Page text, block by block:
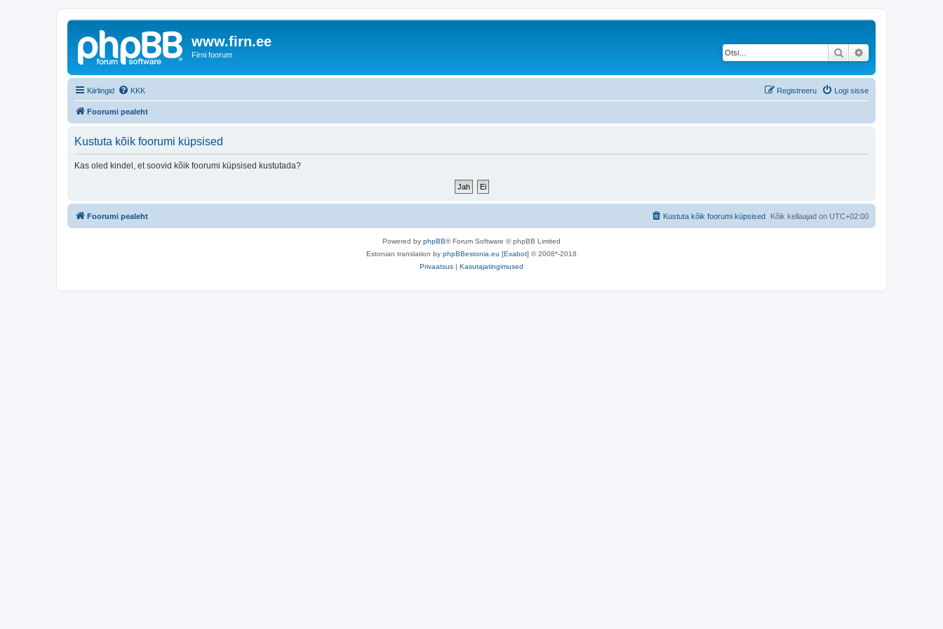
www.firn.ee
Firni foorum Otsi
Kiirlingid KKK Logi sisse
Registreeru
Foorumi pealeht
Kustuta kõik foorumi küpsised
Kas oled kindel, et soovid kõik foorumi küpsised kustutada?
Foorumi pealeht Kõik kellaajad on UTC+02:00
Kustuta kõik foorumi küpsised
Powered by phpBB® Forum Software © phpBB Limited
Estonian translation by phpBBestonia.eu [Exabot] © 2008*-2018
Privaatsus | Kasutajatingimused